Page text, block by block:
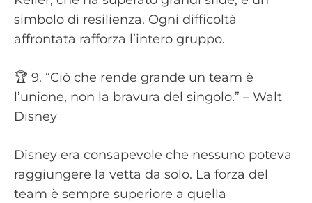
simbolo di resilienza. Ogni difficoltà
affrontata rafforza l’intero gruppo.
🏆 9. “Ciò che rende grande un team è
l’unione, non la bravura del singolo.” – Walt
Disney
Disney era consapevole che nessuno poteva
raggiungere la vetta da solo. La forza del
team è sempre superiore a quella